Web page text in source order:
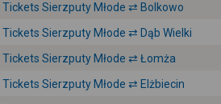
Tickets Sierzputy Młode ⇄ Bolkowo
Tickets Sierzputy Młode ⇄ Dąb Wielki
Tickets Sierzputy Młode ⇄ Łomża
Tickets Sierzputy Młode ⇄ Elżbiecin